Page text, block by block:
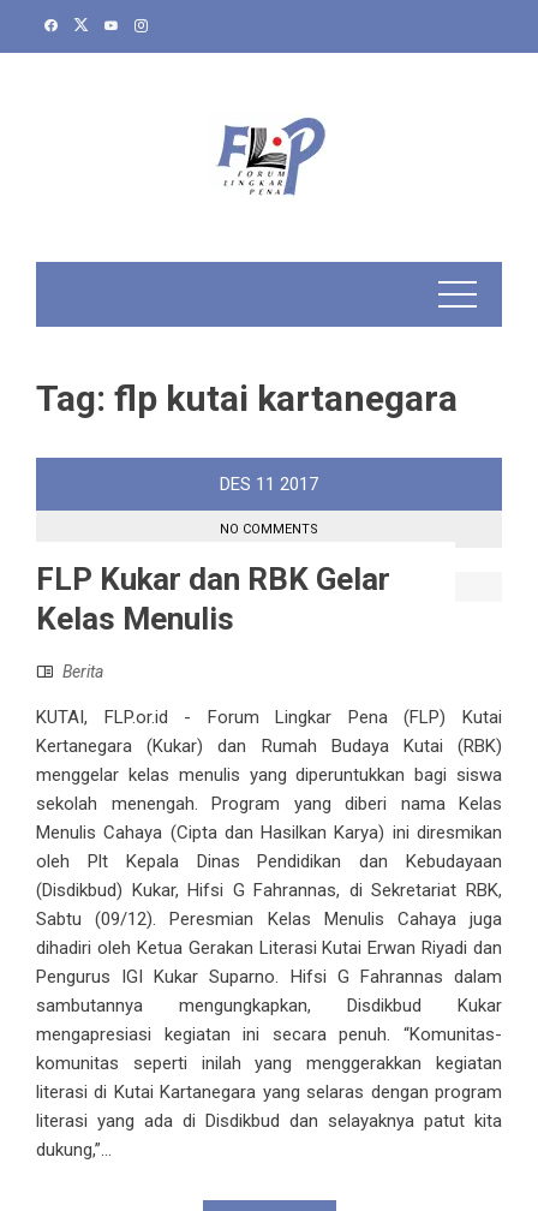
Tag: flp kutai kartanegara
DES 11 2017
NO COMMENTS
FLP Kukar dan RBK Gelar
Kelas Menulis
Berita
KUTAI, FLP.or.id - Forum Lingkar Pena (FLP) Kutai
Kertanegara (Kukar) dan Rumah Budaya Kutai (RBK)
menggelar kelas menulis yang diperuntukkan bagi siswa
sekolah menengah. Program yang diberi nama Kelas
Menulis Cahaya (Cipta dan Hasilkan Karya) ini diresmikan
oleh Plt Kepala Dinas Pendidikan dan Kebudayaan
(Disdikbud) Kukar, Hifsi G Fahrannas, di Sekretariat RBK,
Sabtu (09/12). Peresmian Kelas Menulis Cahaya juga
dihadiri oleh Ketua Gerakan Literasi Kutai Erwan Riyadi dan
Pengurus IGI Kukar Suparno. Hifsi G Fahrannas dalam
sambutannya mengungkapkan, Disdikbud Kukar
mengapresiasi kegiatan ini secara penuh. “Komunitas-
komunitas seperti inilah yang menggerakkan kegiatan
literasi di Kutai Kartanegara yang selaras dengan program
literasi yang ada di Disdikbud dan selayaknya patut kita
dukung,”...